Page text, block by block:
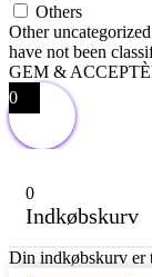
Others
Other
have not been
GEM &
0
0
Indkøbskurv
Din indkøbskurv er